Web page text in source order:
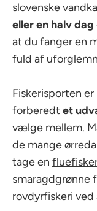
slovenske
eller en halv dag
at du fanger en
fuld af
Fiskerisporten
forberedt et
vælge mellem.
de mange
tage en
smaragdgrønne
rovdyrfiskeri